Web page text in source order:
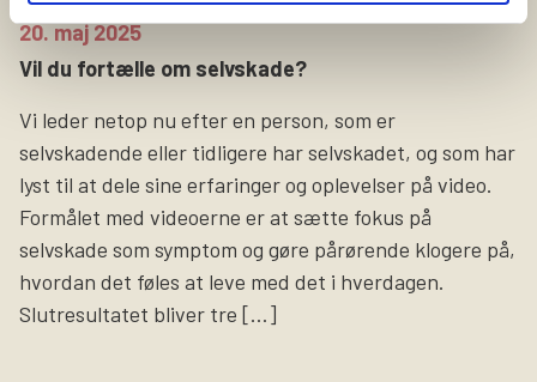
20. maj 2025
Vil du fortælle om selvskade?
Vi leder netop nu efter en person, som er
selvskadende eller tidligere har selvskadet, og som har
lyst til at dele sine erfaringer og oplevelser på video.
Formålet med videoerne er at sætte fokus på
selvskade som symptom og gøre pårørende klogere på,
hvordan det føles at leve med det i hverdagen.
Slutresultatet bliver tre […]